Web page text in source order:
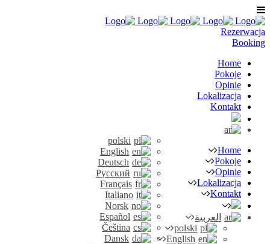
Rezerwacja
Booking
Home
Pokoje
Opinie
Lokalizacja
Kontakt
polski
English
Deutsch
Русский
Français
Italiano
Norsk
Español
Čeština
Dansk
Home
Pokoje
Opinie
Lokalizacja
Kontakt
العربية
polski
English